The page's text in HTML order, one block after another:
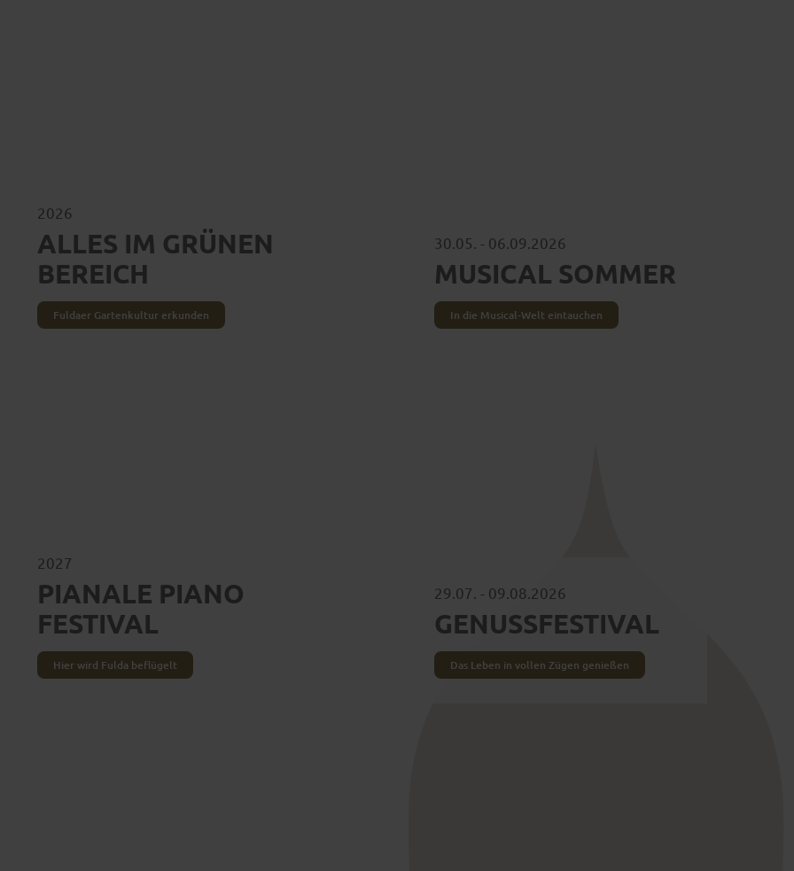
2026
ALLES IM GRÜNEN
BEREICH
Fuldaer Gartenkultur erkunden
30.05. - 06.09.2026
MUSICAL SOMMER
In die Musical-Welt eintauchen
2027
PIANALE PIANO
FESTIVAL
Hier wird Fulda beflügelt
29.07. - 09.08.2026
GENUSS­FESTIVAL
Das Leben in vollen Zügen genießen